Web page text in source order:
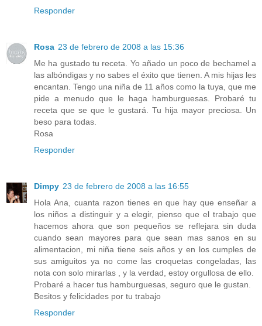
Responder
Rosa 23 de febrero de 2008 a las 15:36
Me ha gustado tu receta. Yo añado un poco de bechamel a
las albóndigas y no sabes el éxito que tienen. A mis hijas les
encantan. Tengo una niña de 11 años como la tuya, que me
pide a menudo que le haga hamburguesas. Probaré tu
receta que se que le gustará. Tu hija mayor preciosa. Un
beso para todas.
Rosa
Responder
Dimpy 23 de febrero de 2008 a las 16:55
Hola Ana, cuanta razon tienes en que hay que enseñar a
los niños a distinguir y a elegir, pienso que el trabajo que
hacemos ahora que son pequeños se reflejara sin duda
cuando sean mayores para que sean mas sanos en su
alimentacion, mi niña tiene seis años y en los cumples de
sus amiguitos ya no come las croquetas congeladas, las
nota con solo mirarlas , y la verdad, estoy orgullosa de ello.
Probaré a hacer tus hamburguesas, seguro que le gustan.
Besitos y felicidades por tu trabajo
Responder